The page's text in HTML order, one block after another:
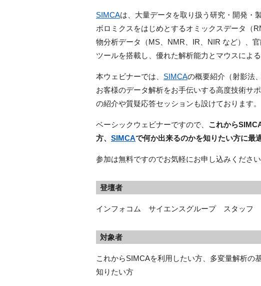
SIMCAは、大量データを取り扱う研究・開発・
ボロミクスをはじめとするオミックスデータ（
物分析データ（MS、NMR、IR、NIR など）、
ツールを搭載し、優れた解析能力とマウスによ
本ウェビナーでは、 SIMCAの概要紹介（射影法
お客様のデータ解析をお手伝いする高度技術サ
の紹介や質疑応答セッションも設けております。
ベーシックウェビナーですので、 これから
方、 SIMCAで何か出来るのかを知りたい方に最
参加は無料ですのでお気軽にお申し込みください
登壇者
インフォコム サイエンスグループ スタッフ
対象者
これからSIMCAを利用したい方、多変量解析の
知りたい方